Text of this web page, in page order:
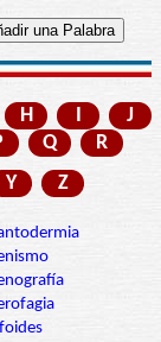
H I
J
Q
R
Y Z